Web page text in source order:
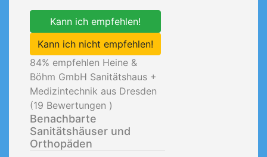
Kann ich empfehlen!
Kann ich nicht empfehlen!
84% empfehlen Heine &
Böhm GmbH Sanitätshaus +
Medizintechnik aus Dresden
(19 Bewertungen )
Benachbarte
Sanitätshäuser und
Orthopäden